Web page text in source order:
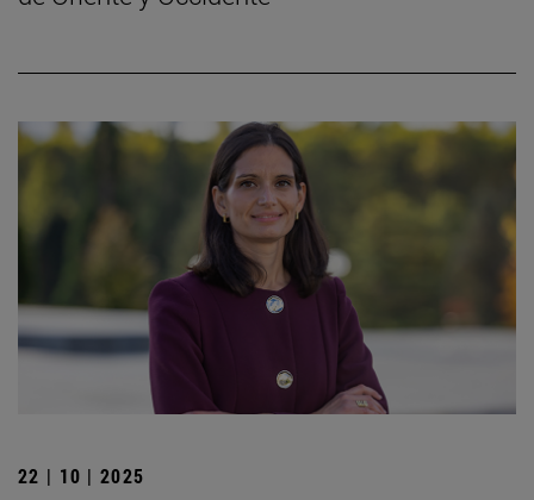
22 | 10 | 2025